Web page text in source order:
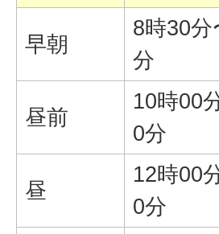
早朝
8時30分
分
昼前
10時00
0分
昼
12時00
0分